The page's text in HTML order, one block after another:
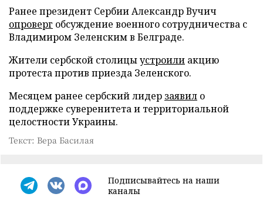
Ранее президент Сербии Александр Вучич
опроверг обсуждение военного сотрудничества с
Владимиром Зеленским в Белграде.
Жители сербской столицыустроили акцию
протеста против приезда Зеленского.
Месяцем ранее сербский лидер заявил о
поддержке суверенитета и территориальной
целостности Украины.
Текст: Вера Басилая
Подписывайтесь на наши
каналы